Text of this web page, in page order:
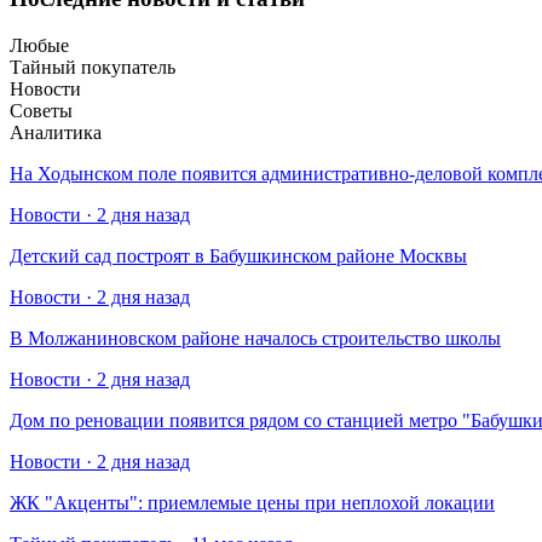
Любые
Тайный покупатель
Новости
Советы
Аналитика
На Ходынском поле появится административно-деловой
Новости · 2 дня назад
Детский сад построят в Бабушкинском районе Москвы
Новости · 2 дня назад
В Молжаниновском районе началось строительство школы
Новости · 2 дня назад
Дом по реновации появится рядом со станцией метро
Новости · 2 дня назад
​ЖК "Акценты": приемлемые цены при неплохой локации